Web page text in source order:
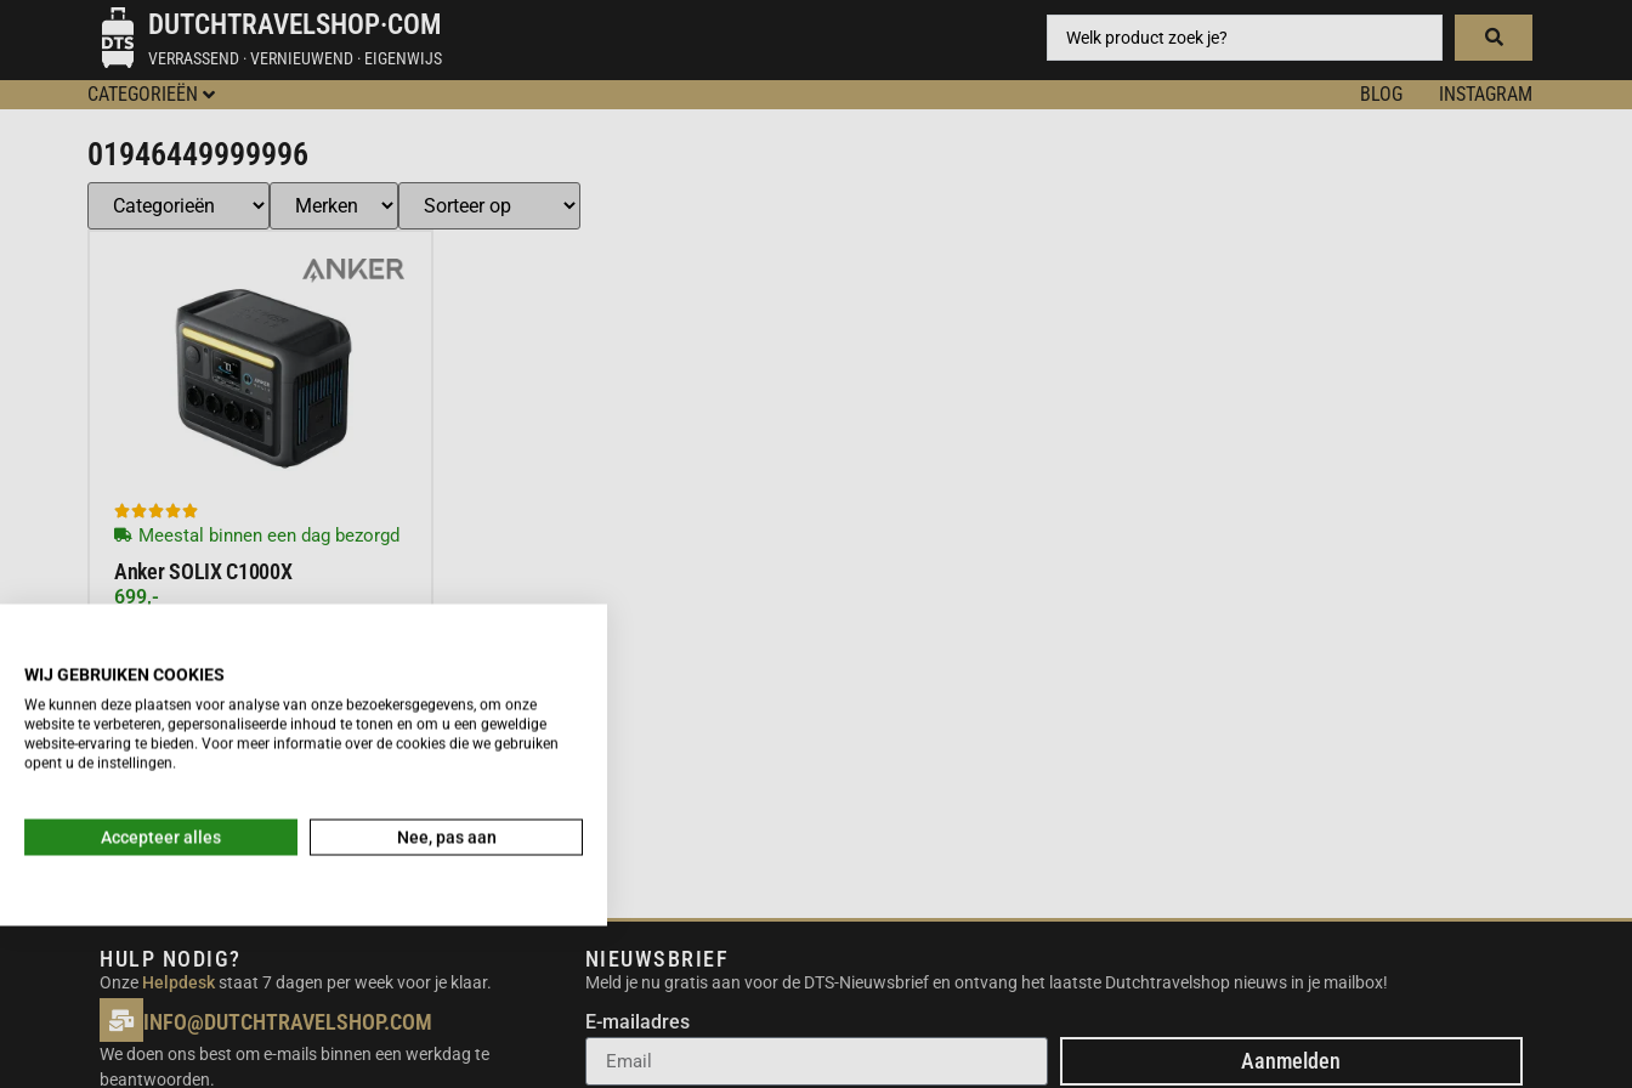
DUTCHTRAVELSHOP·COM
VERRASSEND · VERNIEUWEND · EIGENWIJS
CATEGORIEËN BLOG INSTAGRAM
01946449999996

Meestal binnen een dag bezorgd
Anker SOLIX C1000X
699,-
Meer informatie
HULP NODIG?
Onze Helpdesk staat 7 dagen per week voor je klaar.
INFO@DUTCHTRAVELSHOP.COM
We doen ons best om e-mails binnen een werkdag te
beantwoorden.
NIEUWSBRIEF
Meld je nu gratis aan voor de DTS-Nieuwsbrief en ontvang het laatste Dutchtravelshop nieuws in je mailbox!
E-mailadres
Aanmelden
WIJ GEBRUIKEN COOKIES
We kunnen deze plaatsen voor analyse van onze bezoekersgegevens, om onze
website te verbeteren, gepersonaliseerde inhoud te tonen en om u een geweldige
website-ervaring te bieden. Voor meer informatie over de cookies die we gebruiken
opent u de instellingen.
Accepteer alles Nee, pas aan